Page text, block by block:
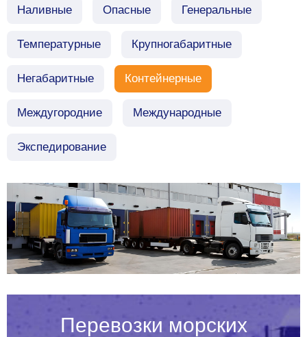
Наливные Опасные Генеральные
Температурные Крупногабаритные
Негабаритные Контейнерные
Междугородние Международные
Экспедирование
Перевозки морских